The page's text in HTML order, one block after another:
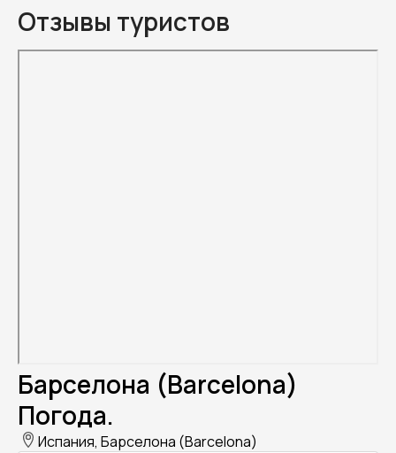
Отзывы туристов
Барселона (Barcelona)
Погода.
Испания, Барселона (Barcelona)